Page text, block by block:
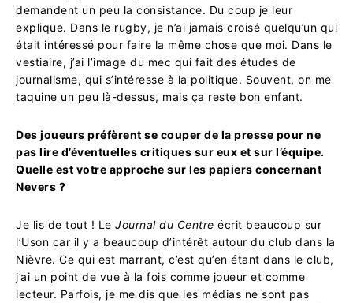
demandent un peu la consistance. Du coup je leur
explique. Dans le rugby, je n’ai jamais croisé quelqu’un qui
était intéressé pour faire la même chose que moi. Dans le
vestiaire, j’ai l’image du mec qui fait des études de
journalisme, qui s’intéresse à la politique. Souvent, on me
taquine un peu là-dessus, mais ça reste bon enfant.
Des joueurs préfèrent se couper de la presse pour ne
pas lire d’éventuelles critiques sur eux et sur l’équipe.
Quelle est votre approche sur les papiers concernant
Nevers ?
Je lis de tout ! Le Journal du Centre écrit beaucoup sur
l’Uson car il y a beaucoup d’intérêt autour du club dans la
Nièvre. Ce qui est marrant, c’est qu’en étant dans le club,
j’ai un point de vue à la fois comme joueur et comme
lecteur. Parfois, je me dis que les médias ne sont pas